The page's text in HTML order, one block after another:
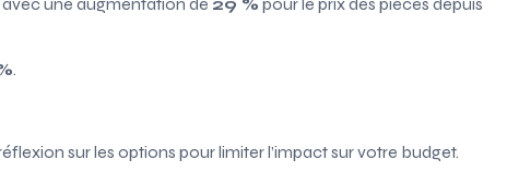
.
sur les options pour limiter l’impact sur votre budget.